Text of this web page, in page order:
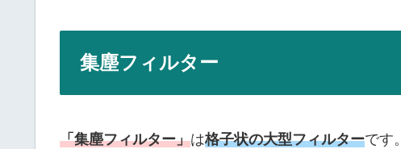
集塵フィルター
「集塵フィルター」は格子状の大型フィルターです。